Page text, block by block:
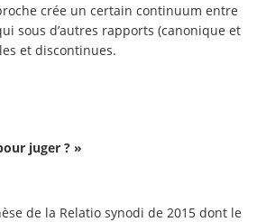
crée un certain continuum entre
sous d’autres rapports (canonique et
et discontinues.
juger ? »
de la Relatio synodi de 2015 dont le